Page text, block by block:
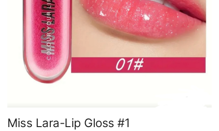
Miss Lara-Lip Gloss #1